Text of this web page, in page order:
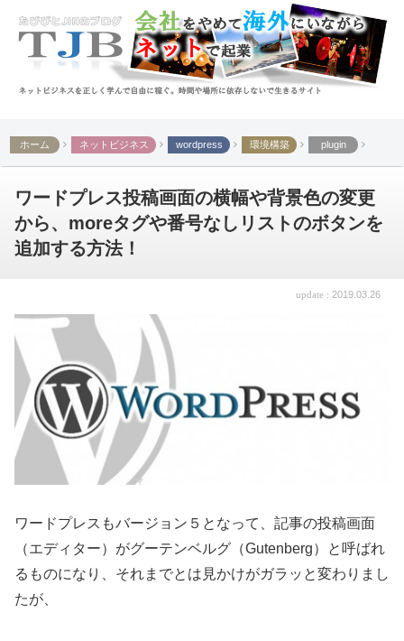
ホーム ネットビジネス wordpress 環境構築 plugin
ワードプレス投稿画面の横幅や背景色の変更
から、moreタグや番号なしリストのボタンを
追加する方法！
2019.03.26
ワードプレスもバージョン５となって、記事の投稿画面
（エディター）がグーテンベルグ（Gutenberg）と呼ばれ
るものになり、それまでとは見かけがガラッと変わりまし
たが、